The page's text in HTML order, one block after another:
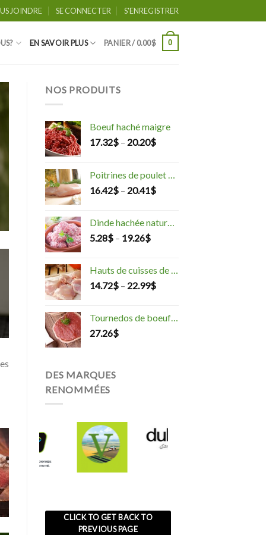
JOINDRE SE CONNECTER S'ENREGISTRER
EN SAVOIR PLUS PANIER /0.00$ 0
NOS PRODUITS
Boeuf haché maigre
17.32$ – 20.20$
Poitrines de poulet désossées
16.42$ – 20.41$
Dinde hachée naturelle
5.28$ – 19.26$
Hauts de cuisses de poulet désossés
14.72$ – 22.99$
Tournedos de boeuf biologique
27.26$
DES MARQUES
RENOMMÉES
CLICK TO GET BACK TO
PREVIOUS PAGE